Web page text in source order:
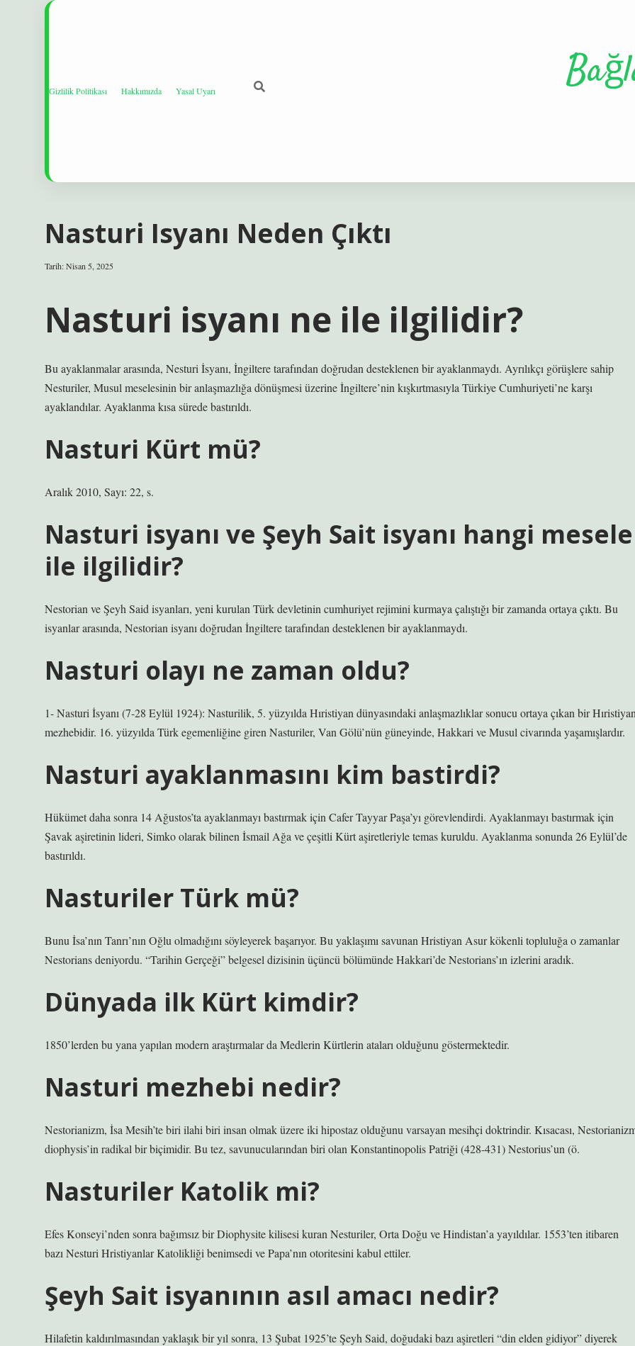
Gizlilik Politikası Hakkımızda Yasal Uyarı
Nasturi Isyanı Neden Çıktı
Tarih: Nisan 5, 2025
Nasturi isyanı ne ile ilgilidir?
Bu ayaklanmalar arasında, Nesturi İsyanı, İngiltere tarafından doğrudan desteklenen bir ayaklanmaydı. Ayrılıkçı görüşlere sahip
Nesturiler, Musul meselesinin bir anlaşmazlığa dönüşmesi üzerine İngiltere’nin kışkırtmasıyla Türkiye Cumhuriyeti’ne karşı
ayaklandılar. Ayaklanma kısa sürede bastırıldı.
Nasturi Kürt mü?
Aralık 2010, Sayı: 22, s.
Nasturi isyanı ve Şeyh Sait isyanı hangi mesele
ile ilgilidir?
Nestorian ve Şeyh Said isyanları, yeni kurulan Türk devletinin cumhuriyet rejimini kurmaya çalıştığı bir zamanda ortaya çıktı. Bu
isyanlar arasında, Nestorian isyanı doğrudan İngiltere tarafından desteklenen bir ayaklanmaydı.
Nasturi olayı ne zaman oldu?
1- Nasturi İsyanı (7-28 Eylül 1924): Nasturilik, 5. yüzyılda Hıristiyan dünyasındaki anlaşmazlıklar sonucu ortaya çıkan bir
mezhebidir. 16. yüzyılda Türk egemenliğine giren Nasturiler, Van Gölü’nün güneyinde, Hakkari ve Musul civarında yaşamışlardır.
Nasturi ayaklanmasını kim bastirdi?
Hükümet daha sonra 14 Ağustos’ta ayaklanmayı bastırmak için Cafer Tayyar Paşa’yı görevlendirdi. Ayaklanmayı bastırmak için
Şavak aşiretinin lideri, Simko olarak bilinen İsmail Ağa ve çeşitli Kürt aşiretleriyle temas kuruldu. Ayaklanma sonunda 26 Eylül’de
bastırıldı.
Nasturiler Türk mü?
Bunu İsa’nın Tanrı’nın Oğlu olmadığını söyleyerek başarıyor. Bu yaklaşımı savunan Hristiyan Asur kökenli topluluğa o zamanlar
Nestorians deniyordu. “Tarihin Gerçeği” belgesel dizisinin üçüncü bölümünde Hakkari’de Nestorians’ın izlerini aradık.
Dünyada ilk Kürt kimdir?
1850’lerden bu yana yapılan modern araştırmalar da Medlerin Kürtlerin ataları olduğunu göstermektedir.
Nasturi mezhebi nedir?
Nestorianizm, İsa Mesih’te biri ilahi biri insan olmak üzere iki hipostaz olduğunu varsayan mesihçi doktrindir. Kısacası,
diophysis’in radikal bir biçimidir. Bu tez, savunucularından biri olan Konstantinopolis Patriği (428-431) Nestorius’un (ö.
Nasturiler Katolik mi?
Efes Konseyi’nden sonra bağımsız bir Diophysite kilisesi kuran Nesturiler, Orta Doğu ve Hindistan’a yayıldılar. 1553’ten itibaren
bazı Nesturi Hristiyanlar Katolikliği benimsedi ve Papa’nın otoritesini kabul ettiler.
Şeyh Sait isyanının asıl amacı nedir?
Hilafetin kaldırılmasından yaklaşık bir yıl sonra, 13 Şubat 1925’te Şeyh Said, doğudaki bazı aşiretleri “din elden gidiyor” diyerek